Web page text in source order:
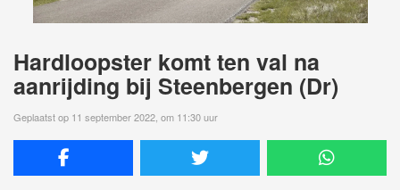
Hardloopster komt ten val na
aanrijding bij Steenbergen (Dr)
Geplaatst op 11 september 2022, om 11:30 uur